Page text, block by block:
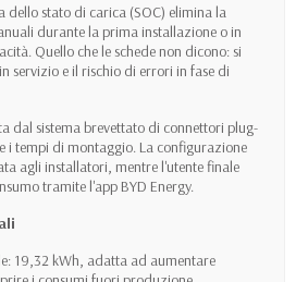
dello stato di carica (SOC) elimina la
durante la prima installazione o in
Quello che le schede non dicono: si
servizio e il rischio di errori in fase di
dal sistema brevettato di connettori plug-
i tempi di montaggio. La configurazione
agli installatori, mentre l'utente finale
tramite l'app BYD Energy.
19,32 kWh, adatta ad aumentare